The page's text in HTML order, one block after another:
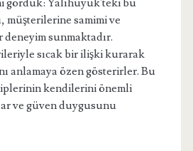
gördük: Yalıhüyük'teki bu
müşterilerine samimi ve
sunmaktadır.
sıcak bir ilişki kurarak
anlamaya özen gösterirler. Bu
kendilerini önemli
ve güven duygusunu